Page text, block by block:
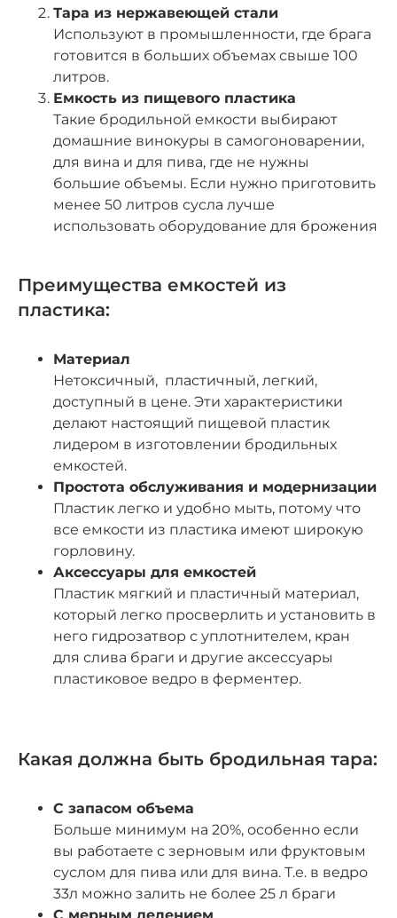
Тара из нержавеющей стали
Используют в промышленности, где брага
готовится в больших объемах свыше 100
литров.
Емкость из пищевого пластика
Такие бродильной емкости выбирают
домашние винокуры в самогоноварении,
для вина и для пива, где не нужны
большие объемы. Если нужно приготовить
менее 50 литров сусла лучше
использовать оборудование для брожения
Преимущества емкостей из
пластика:
Материал
Нетоксичный, пластичный, легкий,
доступный в цене. Эти характеристики
делают настоящий пищевой пластик
лидером в изготовлении бродильных
емкостей.
Простота обслуживания и модернизации
Пластик легко и удобно мыть, потому что
все емкости из пластика имеют широкую
горловину.
Аксессуары для емкостей
Пластик мягкий и пластичный материал,
который легко просверлить и установить в
него гидрозатвор с уплотнителем, кран
для слива браги и другие аксессуары
пластиковое ведро в ферментер.
Какая должна быть бродильная тара:
С запасом объема
Больше минимум на 20%, особенно если
вы работаете с зерновым или фруктовым
суслом для пива или для вина. Т.е. в ведро
33л можно залить не более 25 л браги
С мерным делением